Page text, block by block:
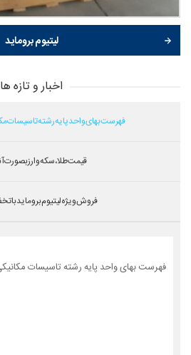
لیتیوم بروماید
اخبار و تازه ها
فهرست بهای واحد پایه رشته تاسیسات
قیمت طلا،سکه و ارز بصورت
فروش ویژه لیتیوم بروماید با
فهرست بهای واحد پایه رشته تاسیسات مکانیکی